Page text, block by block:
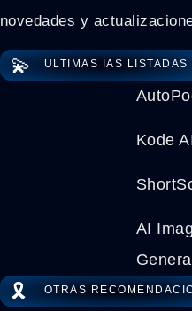
novedades y
💫 ULTIMAS IAS LISTADAS
Kode
AI
🎗️ OTRAS